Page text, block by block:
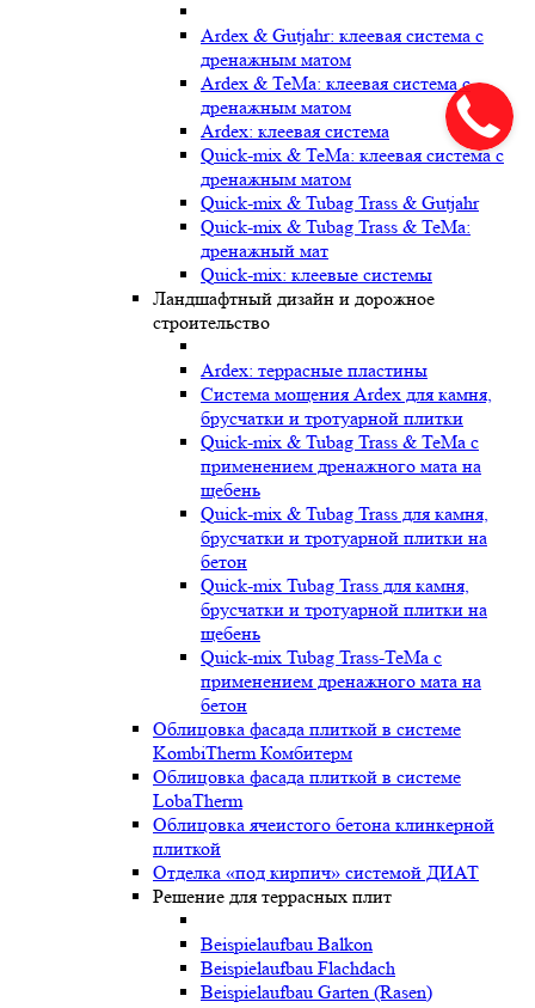
Ardex & Gutjahr: клеевая система с
дренажным матом
Ardex & TeMa: клеевая система с
дренажным матом
Ardex: клеевая система
Quick-mix & TeMa: клеевая система с
дренажным матом
Quick-mix & Tubag Trass & Gutjahr
Quick-mix & Tubag Trass & TeMa:
дренажный мат
Quick-mix: клеевые системы
Ландшафтный дизайн и дорожное
строительство
Ardex: террасные пластины
Cистема мощения Ardex для камня,
брусчатки и тротуарной плитки
Quick-mix & Tubag Trass & TeMa с
применением дренажного мата на
щебень
Quick-mix & Tubag Trass для камня,
брусчатки и тротуарной плитки на
бетон
Quick-mix Tubag Trass для камня,
брусчатки и тротуарной плитки на
щебень
Quick-mix Tubag Trass-TeMa с
применением дренажного мата на
бетон
Облицовка фасада плиткой в системе
KombiTherm Комбитерм
Облицовка фасада плиткой в системе
LobaTherm
Облицовка ячеистого бетона клинкерной
плиткой
Отделка «под кирпич» системой ДИАТ
Решение для террасных плит
Beispielaufbau Balkon
Beispielaufbau Flachdach
Beispielaufbau Garten (Rasen)